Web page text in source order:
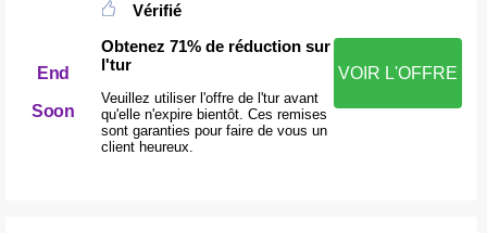
End
Soon
Vérifié
Obtenez 71% de réduction sur
l'tur
Veuillez utiliser l'offre de l'tur avant
qu'elle n'expire bientôt. Ces remises
sont garanties pour faire de vous un
client heureux.
VOIR L'OFFRE